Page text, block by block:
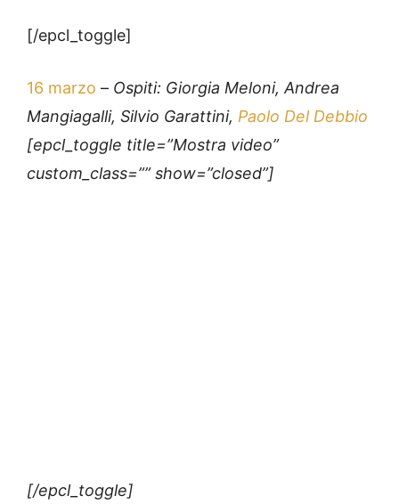
[/epcl_toggle]
16 marzo – Ospiti: Giorgia Meloni, Andrea
Mangiagalli, Silvio Garattini, Paolo Del Debbio
[epcl_toggle title=”Mostra video”
custom_class=”” show=”closed”]
[/epcl_toggle]